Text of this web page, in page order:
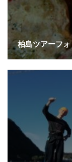
柏島ツアーフ